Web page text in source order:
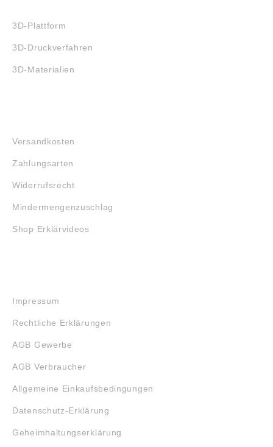
3D-Plattform
3D-Druckverfahren
3D-Materialien
Versandkosten
Zahlungsarten
Widerrufsrecht
Mindermengenzuschlag
Shop Erklärvideos
Impressum
Rechtliche Erklärungen
AGB Gewerbe
AGB Verbraucher
Allgemeine Einkaufsbedingungen
Datenschutz-Erklärung
Geheimhaltungserklärung